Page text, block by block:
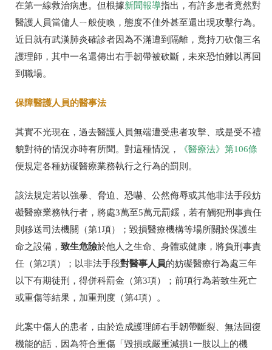
在第一線救治病患。但根據新聞報導指出，有許多患者竟然對
醫護人員當傭人ㄧ般使喚，態度不佳外甚至還出現攻擊行為。
近日就有武漢肺炎確診者因為不滿遭到隔離，竟持刀砍傷三名
護理師，其中一名還傳出右手韌帶被砍斷，未來恐怕難以再回
到職場。
保障醫護人員的醫事法
其實不光現在，過去醫護人員無端遭受患者攻擊、或是受不禮
貌對待的情況亦時有所聞。對這種情況，
《醫療法》第106條
便規定各種妨礙醫療業務執行之行為的罰則。
該法規定若以強暴、脅迫、恐嚇、公然侮辱或其他非法手段妨
礙醫療業務執行者，將處3萬至5萬元罰鍰，若有觸犯刑事責任
則移送司法機關（第1項）；毀損醫療機構等場所關於保護生
命之設備， 致生危險於他人之生命、身體或健康，將負刑事責
任（第2項）；以非法手段對醫事人員的妨礙醫療行為處三年
以下有期徒刑，得併科罰金（第3項）；前項行為若致生死亡
或重傷等結果，加重刑度（第4項）。
此案中傷人的患者，由於造成護理師右手韌帶斷裂、無法回復
機能的話，因為符合重傷「毀損或嚴重減損1一肢以上的機